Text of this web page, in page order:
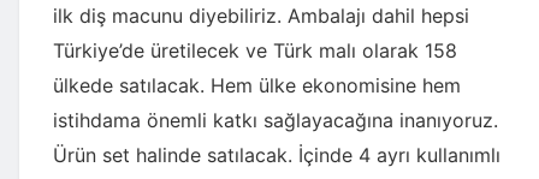
ilk diş macunu diyebiliriz. Ambalajı dahil hepsi
Türkiye’de üretilecek ve Türk malı olarak 158
ülkede satılacak. Hem ülke ekonomisine hem
istihdama önemli katkı sağlayacağına inanıyoruz.
Ürün set halinde satılacak. İçinde 4 ayrı kullanımlı